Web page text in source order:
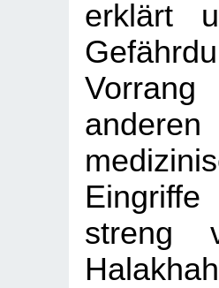
erklärt
streng